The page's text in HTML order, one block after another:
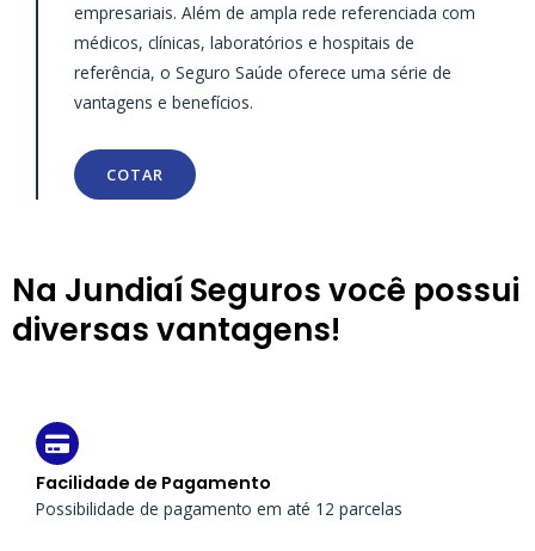
empresariais. Além de ampla rede referenciada com
médicos, clínicas, laboratórios e hospitais de
referência, o Seguro Saúde oferece uma série de
vantagens e benefícios.
COTAR
Na Jundiaí Seguros você possui
diversas vantagens!
Facilidade de Pagamento
Possibilidade de pagamento em até 12 parcelas